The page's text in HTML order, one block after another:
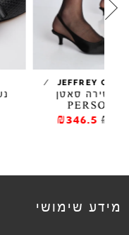
VICENZA
נעלי סירה עם
₪645
מידע שימושי